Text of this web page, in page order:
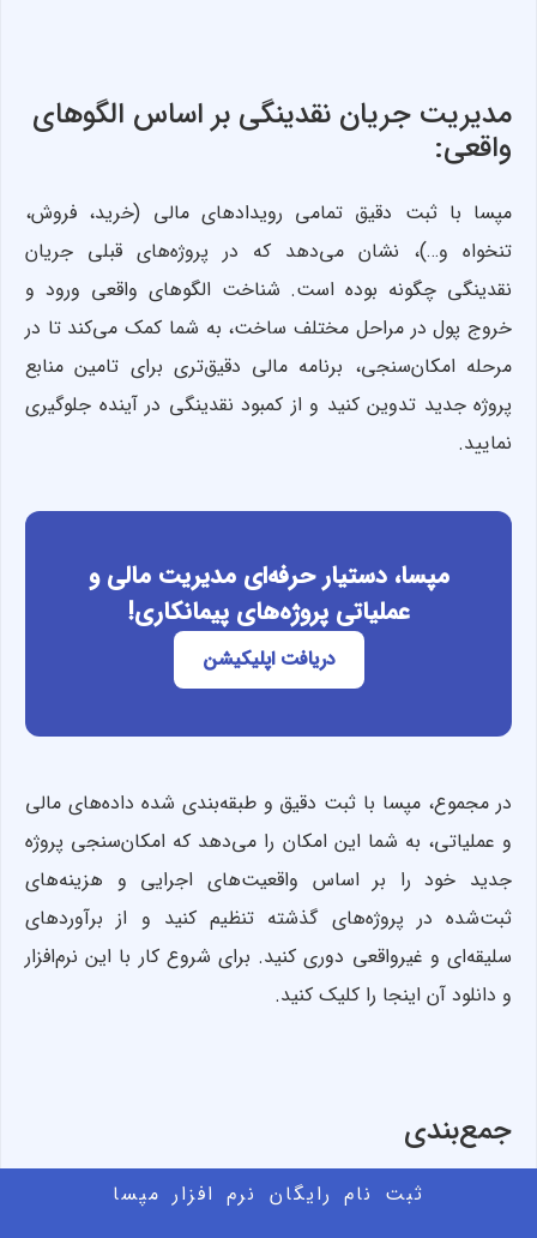
مدیریت جریان نقدینگی بر اساس الگوهای
واقعی:
مپسا با ثبت دقیق تمامی رویدادهای مالی (خرید، فروش،
تنخواه و…)، نشان می‌دهد که در پروژه‌های قبلی جریان
نقدینگی چگونه بوده است. شناخت الگوهای واقعی ورود و
خروج پول در مراحل مختلف ساخت، به شما کمک می‌کند تا در
مرحله امکان‌سنجی، برنامه مالی دقیق‌تری برای تامین منابع
پروژه جدید تدوین کنید و از کمبود نقدینگی در آینده جلوگیری
نمایید.
مپسا، دستیار حرفه‌ای مدیریت مالی و
عملیاتی پروژه‌های پیمانکاری!
دریافت اپلیکیشن
در مجموع، مپسا با ثبت دقیق و طبقه‌بندی شده داده‌های مالی
و عملیاتی، به شما این امکان را می‌دهد که امکان‌سنجی پروژه
جدید خود را بر اساس واقعیت‌های اجرایی و هزینه‌های
ثبت‌شده در پروژه‌های گذشته تنظیم کنید و از برآوردهای
سلیقه‌ای و غیرواقعی دوری کنید. برای شروع کار با این نرم‌افزار
و دانلود آن اینجا را کلیک کنید.
جمع‌بندی
در پایان، باید اذعان داشت که هزینه کردن برای انجام یک
ثبت نام رایگان نرم افزار مپسا